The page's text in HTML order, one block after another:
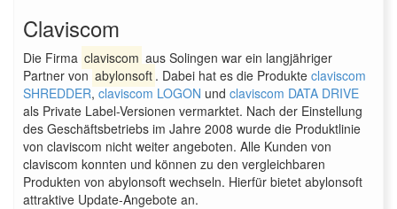
Claviscom
Die Firma claviscom aus Solingen war ein langjähriger
Partner von abylonsoft . Dabei hat es die Produkte claviscom
SHREDDER, claviscom LOGON und claviscom DATA DRIVE
als Private Label-Versionen vermarktet. Nach der Einstellung
des Geschäftsbetriebs im Jahre 2008 wurde die Produktlinie
von claviscom nicht weiter angeboten. Alle Kunden von
claviscom konnten und können zu den vergleichbaren
Produkten von abylonsoft wechseln. Hierfür bietet abylonsoft
attraktive Update-Angebote an.